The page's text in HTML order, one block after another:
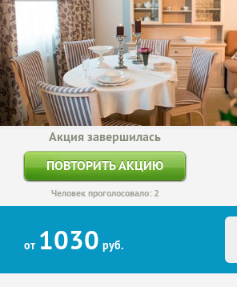
Акция завершилась
ПОВТОРИТЬ АКЦИЮ
Человек проголосовало: 2
от 1030 руб.